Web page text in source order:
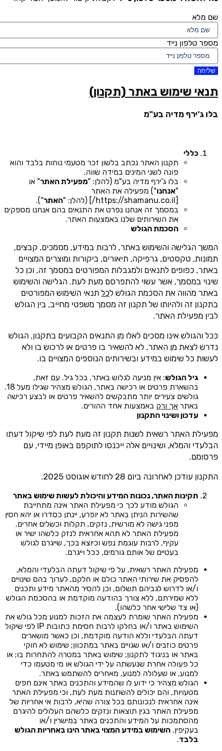
שם מלא
מספר טלפון נייד
שליחה
תנאי שימוש באתר (תקנון)
בלו ג'ירף מדיה בע"מ
כללי
תקנון האתר נכתב בלשון זכר מטעמי נוחות בלבד והוא
פונה לשני המינים במידה שווה.
בלו ג'ירף מדיה בע"מ (להלן: "מפעילת האתר" או
"אנחנו") מפעילה את האתר
[https://shamanu.co.il/] (להלן: "
האתר").
במסמך זה אנחנו נפרט את התנאים בהם אנחנו מספקים
את השירותים שלנו באמצעות האתר.
הסכמת הגולש
המשך הגלישה והשימוש באתר, לרבות במידע, מסמכים, קבצים,
תמונות, טקסטים, גרפיקה, תיאורים, ביקורות ומוצרים המצויים
באתר, כפופים לתנאים ולמגבלות המפורטים במסמך זה, וכן כל
שינוי במסמך, אשר עשוי להתפרסם מעת לעת. הגלישה והשימוש
באתר מהווה את הסכמת הגולש לכל תנאי השימוש המפורטים
בתקנון זה ולהיותו של תקנון זה מסמך משפטי מחייב, בין הגולש
לבין מפעילת האתר.
ככל והגולש אינו מסכים לאלו מן התנאים הקבועים בתקנון, הגולש
נדרש לצאת מן האתר, לא להשאיר בו פרטים או לרכוש בו ולא
לעשות כל שימוש במידע ובשירותים הנוספים המצויים בו.
גיל הגולש: אין מניעה לגלוש באתר, בכל גיל. עם זאת,
בהשארת פרטים או רכישה באתר, הגולש מצהיר שגילו מעל 18.
גולשים צעירים יותר מתבקשים להשאיר פרטים או לבצע רכישה
באתר אך ורק באמצעות אחד ההורים.
עדכון ושינוי התקנון
מפעילת האתר רשאית לשנות תקנון זה מעת לעת לפי שיקול דעתו
הבלעדי והמלא, ושינויים אלה ייכנסו לתוקפם באופן מיידי, עם
פרסומם.
התקנון עודכן לאחרונה ביום 28 לחודש אוגוסט 2025.
תקינות האתר, נכונות המידע והיכולת לעשות שימוש באתר
הגולש מודע לכך כי מפעילת האתר אינה מתחייבת
שהשירות הניתן באתר לא יופרע, יינתן כסדרו או יהא חסין
מפני גישה לא מורשית, נזקים, תקלות וכשלים אחרים.
מפעילת האתר לא תהא אחראית לנזק כלשהו ישיר או
עקיף, לרבות עוגמת נפש וכיוצא בכך, שייגרם לגולש
בעטיים של אותם גורמים, ככל וייגרם.
מפעילת האתר רשאית, על פי שיקול דעתה הבלעדי והמלא,
להפסיק את שירותי האתר כולם או חלקם, לערוך בהם שינויים
ו/או לדרוש לגביהם תשלום, וכן להסיר מהאתר מידע ותכנים
ללא שמירתם, ללא צורך בהודעה מוקדמת או בהסכמת הגולש
(או צד שלישי אחר כלשהו).
מפעילת האתר שומרת לעצמה את הזכות למנוע מכל גולש את
השימוש באתר ו/או בחלקו לרבות חסימת כתובות IP לפי שיקול
דעתה הבלעדי וללא הודעה מוקדמת, וכן כאשר מושארים
פרטים כוזבים ו/או שגויים באתר במתכוון; שימוש לא חוקי
באתר או בניגוד לתקנון; שימוש באתר במטרה להתחרות בו; או
כל פעולה אחרת שנעשתה על ידי הגולש או מי מטעמו כדי
למנוע, או שעלולה למנוע, מאחרים להשתמש באתר.
הגולש מצהיר כי ידוע לו שהמידע והתכנים באתר אינם חפים
מטעויות, והם יכולים להשתנות מעת לעת, וכי מפעילת האתר
אינה אחראית לנכונותם בכל צורה שהיא, לרבות אי אחריות של
מפעילת האתר בגין תוצאות ונזקים כלשהם העלולים להיגרם
מהסתמכות על המידע והתכנים באתר במישרין ו/או
בעקיפין. השימוש במידע המצוי באתר הינו באחריות הגולש
בלבד.